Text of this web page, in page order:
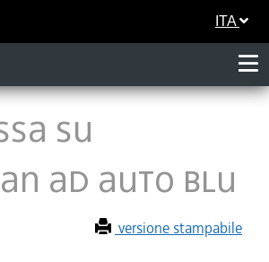
ITA
su
ad auto blu
versione stampabile